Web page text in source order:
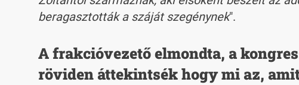
beragasztották a száját szegénynek".
A frakcióvezető elmondta, a
röviden áttekintsék hogy mi az,